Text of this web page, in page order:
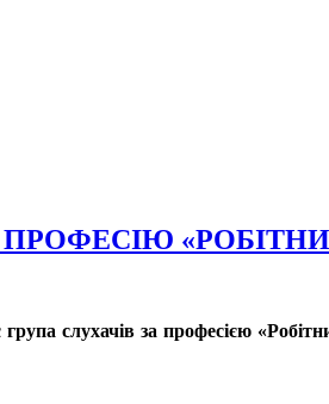
група слухачів за професією